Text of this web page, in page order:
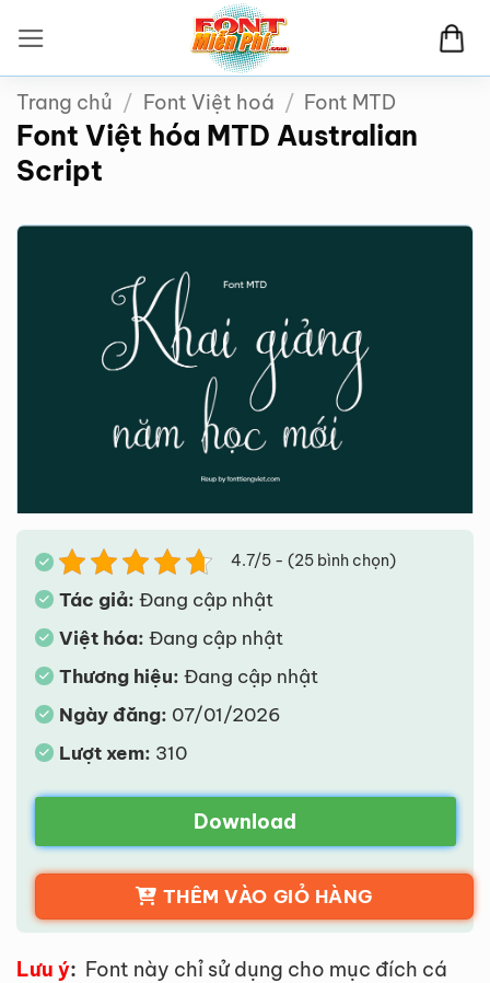
qua
nội
dung
Trang chủ / Font Việt hoá / Font MTD
Font Việt hóa MTD Australian
Script
4.7/5 - (25 bình chọn)
Tác giả: Đang cập nhật
Việt hóa: Đang cập nhật
Thương hiệu: Đang cập nhật
Ngày đăng: 07/01/2026
Lượt xem: 310
Download
THÊM VÀO GIỎ HÀNG
Lưu ý: Font này chỉ sử dụng cho mục đích cá